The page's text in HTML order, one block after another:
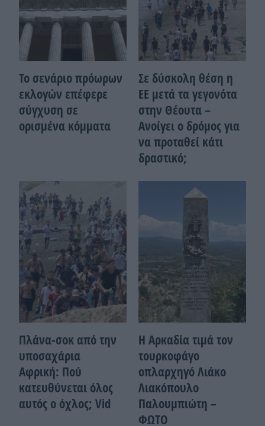
Το σενάριο πρόωρων
εκλογών επέφερε
σύγχυση σε
ορισμένα κόμματα
Σε δύσκολη θέση η
ΕΕ μετά τα γεγονότα
στην Θέουτα –
Ανοίγει ο δρόμος για
να προταθεί κάτι
δραστικό;
Πλάνα-σοκ από την
υποσαχάρια
Αφρική: Πού
κατευθύνεται όλος
αυτός ο όχλος; Vid
Η Αρκαδία τιμά τον
τουρκοφάγο
οπλαρχηγό Λιάκο
Λιακόπουλο
Παλουμπιώτη –
ΦΩΤΟ